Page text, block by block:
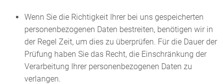
Wenn Sie die Richtigkeit Ihrer bei uns gespeicherten
personenbezogenen Daten bestreiten, benötigen wir in
der Regel Zeit, um dies zu überprüfen. Für die Dauer der
Prüfung haben Sie das Recht, die Einschränkung der
Verarbeitung Ihrer personenbezogenen Daten zu
verlangen.